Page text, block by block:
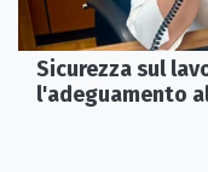
Sicurezza sul
l'adeguamento